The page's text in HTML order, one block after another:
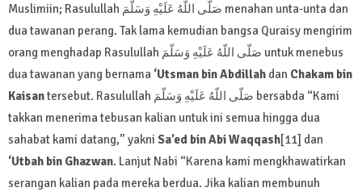
Muslimiin; Rasulullah صَلّى اللّهُ عَلَيْهِ وَسَلّمَ menahan unta-unta dan
dua tawanan perang. Tak lama kemudian bangsa Quraisy mengirim
orang menghadap Rasulullah صَلّى اللّهُ عَلَيْهِ وَسَلّمَ untuk menebus
dua tawanan yang bernama ‘Utsman bin Abdillah dan Chakam bin
Kaisantersebut. Rasulullah صَلّى اللّهُ عَلَيْهِ وَسَلّمَ bersabda “Kami
takkan menerima tebusan kalian untuk ini semua hingga dua
sahabat kami datang,” yakni Sa’ed bin Abi Waqqash[11] dan
‘Utbah bin Ghazwan. Lanjut Nabi “Karena kami mengkhawatirkan
serangan kalian pada mereka berdua. Jika kalian membunuh